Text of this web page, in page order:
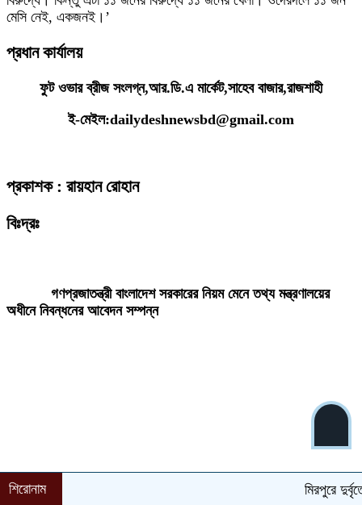
শিরোনাম মিরপুরে
মেসি নেই, একজনই।’
প্রধান কার্যালয়
ফুট ওভার ব্রীজ সংলগ্ন,আর.ডি.এ মার্কেট,সাহেব বাজার,রাজশাহী
ই-মেইল:dailydeshnewsbd@gmail.com
প্রকাশক : রায়হান রোহান
বিঃদ্রঃ
গণপ্রজাতন্ত্রী বাংলাদেশ সরকারের নিয়ম মেনে তথ্য মন্ত্রণালয়ের
অধীনে নিবন্ধনের আবেদন সম্পন্ন